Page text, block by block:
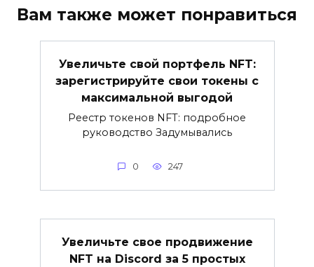
Вам также может понравиться
Увеличьте свой портфель NFT:
зарегистрируйте свои токены с
максимальной выгодой
Реестр токенов NFT: подробное
руководство Задумывались
0 247
Увеличьте свое продвижение
NFT на Discord за 5 простых